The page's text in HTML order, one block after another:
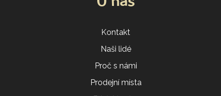
Kontakt
Naši lidé
Proč s námi
Prodejní místa